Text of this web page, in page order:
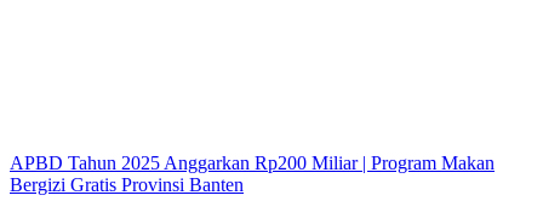
APBD Tahun 2025 Anggarkan Rp200 Miliar | Program Makan
Bergizi Gratis Provinsi Banten